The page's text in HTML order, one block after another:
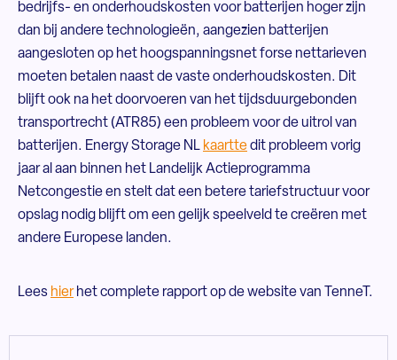
bedrijfs- en onderhoudskosten voor batterijen hoger zijn
dan bij andere technologieën, aangezien batterijen
aangesloten op het hoogspanningsnet forse nettarieven
moeten betalen naast de vaste onderhoudskosten. Dit
blijft ook na het doorvoeren van het tijdsduurgebonden
transportrecht (ATR85) een probleem voor de uitrol van
batterijen. Energy Storage NL kaarttedit probleem vorig
jaar al aan binnen het Landelijk Actieprogramma
Netcongestie en stelt dat een betere tariefstructuur voor
opslag nodig blijft om een gelijk speelveld te creëren met
andere Europese landen.
Lees hier het complete rapport op de website van TenneT.